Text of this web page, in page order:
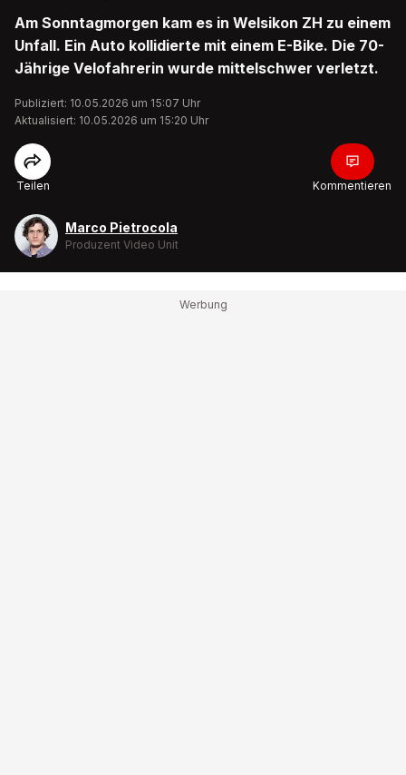
Am Sonntagmorgen kam es in Welsikon ZH zu einem
Unfall. Ein Auto kollidierte mit einem E-Bike. Die 70-
Jährige Velofahrerin wurde mittelschwer verletzt.
Publiziert: 10.05.2026 um 15:07 Uhr
Aktualisiert: 10.05.2026 um 15:20 Uhr
Teilen Kommentieren
Marco Pietrocola
Produzent Video Unit